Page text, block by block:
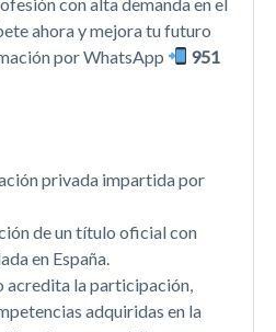
ahora y mejora tu futuro
por WhatsApp
951
privada impartida por
de un título oficial con
en España.
la participación,
adquiridas en la